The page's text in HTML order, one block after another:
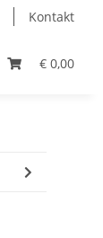
Kontakt
€ 0,00